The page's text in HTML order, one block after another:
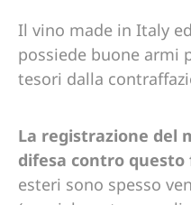
Il vino made in Italy
possiede buone armi
tesori dalla
La registrazione del
difesa contro
esteri sono spesso